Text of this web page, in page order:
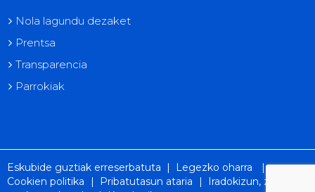
Nola lagundu dezaket
Prentsa
Transparencia
Parrokiak
Eskubide guztiak erreserbatuta | Legezko oharra
|
Cookien politika
| Pribatutasun ataria |
Iradokizun, zorion